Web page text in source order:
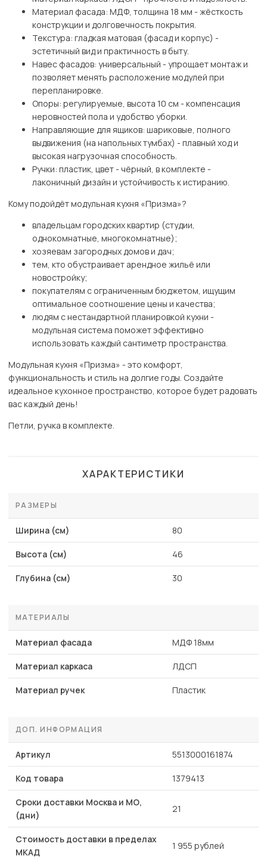
Материал фасада: МДФ, толщина 18 мм - жёсткость
конструкции и долговечность покрытия.
Текстура: гладкая матовая (фасад и корпус) -
эстетичный вид и практичность в быту.
Навес фасадов: универсальный - упрощает монтаж и
позволяет менять расположение модулей при
перепланировке.
Опоры: регулируемые, высота 10 см - компенсация
неровностей пола и удобство уборки.
Направляющие для ящиков: шариковые, полного
выдвижения (на напольных тумбах) - плавный ход и
высокая нагрузочная способность.
Ручки: пластик, цвет - чёрный, в комплекте -
лаконичный дизайн и устойчивость к истиранию.
Кому подойдёт модульная кухня «Призма»?
владельцам городских квартир (студии,
однокомнатные, многокомнатные);
хозяевам загородных домов и дач;
тем, кто обустраивает арендное жильё или
новостройку;
покупателям с ограниченным бюджетом, ищущим
оптимальное соотношение цены и качества;
людям с нестандартной планировкой кухни -
модульная система поможет эффективно
использовать каждый сантиметр пространства.
Модульная кухня «Призма» - это комфорт,
функциональность и стиль на долгие годы. Создайте
идеальное кухонное пространство, которое будет радовать
вас каждый день!
Петли, ручка в комплекте.
ХАРАКТЕРИСТИКИ
РАЗМЕРЫ
Ширина (см) 80
Высота (см) 46
Глубина (см) 30
МАТЕРИАЛЫ
Материал фасада МДФ 18мм
Материал каркаса ЛДСП
Материал ручек Пластик
ДОП. ИНФОРМАЦИЯ
Артикул 5513000161874
Код товара 1379413
Сроки доставки Москва и МО,
(дни)
21
Стоимость доставки в пределах
МКАД
1 955 рублей